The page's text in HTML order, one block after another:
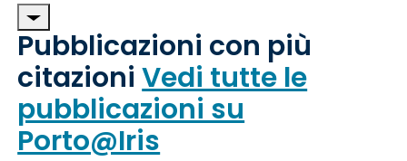
Pubblicazioni con più
citazioniVedi tutte le
pubblicazioni su
Porto@Iris